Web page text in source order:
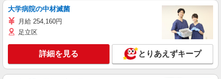
大学病院の中材滅菌
月給 254,160円
足立区
詳細を見る とりあえずキープ